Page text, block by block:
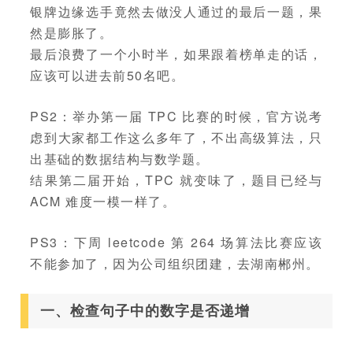
银牌边缘选手竟然去做没人通过的最后一题，果
然是膨胀了。
最后浪费了一个小时半，如果跟着榜单走的话，
应该可以进去前50名吧。
PS2：举办第一届 TPC 比赛的时候，官方说考
虑到大家都工作这么多年了，不出高级算法，只
出基础的数据结构与数学题。
结果第二届开始，TPC 就变味了，题目已经与
ACM 难度一模一样了。
PS3：下周 leetcode 第 264 场算法比赛应该
不能参加了，因为公司组织团建，去湖南郴州。
一、检查句子中的数字是否递增